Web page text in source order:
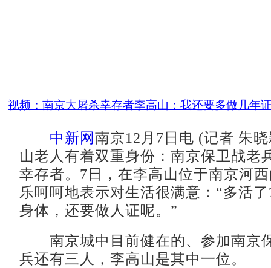
视频：南京大屠杀幸存者李高山：我还要多做几年
中新网 南京12月7日电 (记者 朱
山老人有着双重身份：南京保卫战老
幸存者。7日，在李高山位于南京河
乐呵呵地表示对生活很满意：“多活
身体，还要做人证呢。”
南京城中目前健在的、参加南京
兵还有三人，李高山是其中一位。